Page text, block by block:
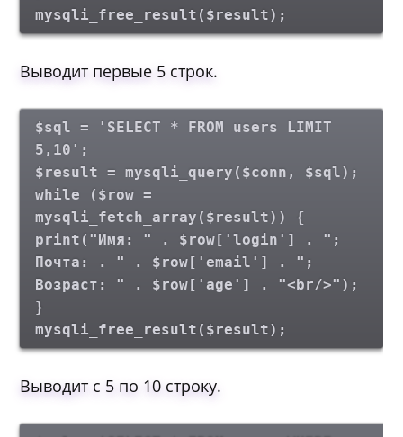
mysqli_free_result($result);
Выводит первые 5 строк.
$sql = 'SELECT * FROM users LIMIT
5,10';
$result = mysqli_query($conn, $sql);
while ($row =
mysqli_fetch_array($result)) {
print("Имя: " . $row['login'] . ";
Почта: . " . $row['email'] . ";
Возраст: " . $row['age'] . "<br/>");
}
mysqli_free_result($result);
Выводит с 5 по 10 строку.